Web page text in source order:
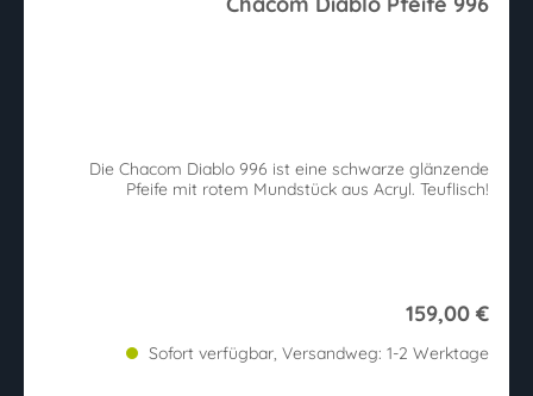
Die Chacom Diablo 996 ist eine schwarze glänzende
Pfeife mit rotem Mundstück aus Acryl. Teuflisch!
159,00 €
Sofort verfügbar, Versandweg: 1-2 Werktage